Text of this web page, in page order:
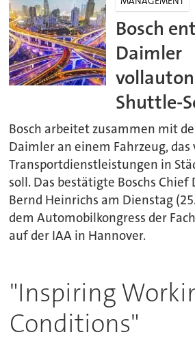
Bosch
Daimler
Shuttle-
Bosch arbeitet zusammen mit
Daimler an einem Fahrzeug,
Transportdienstleistungen in
soll. Das bestätigte Boschs
Bernd Heinrichs am Dienstag
dem Automobilkongress der
auf der IAA in Hannover.
"Inspiring
Conditions"